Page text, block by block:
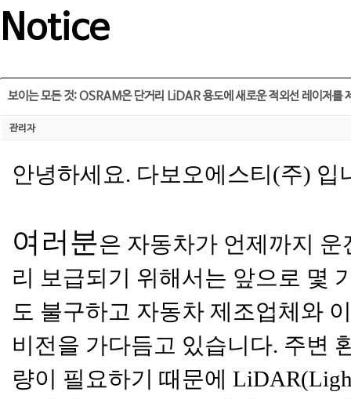
Notice
보이는 모든 것: OSRAM은 단거리 LiDAR 용도에 새로운 적외선 레이저를
관리자
안녕하세요. 다보오에스티(주) 입
여러분은 자동차가 언제까지
리 보급되기 위해서는 앞으로 몇
도 불구하고 자동차 제조업체와
비전을 가다듬고 있습니다. 주변
량이 필요하기 때문에